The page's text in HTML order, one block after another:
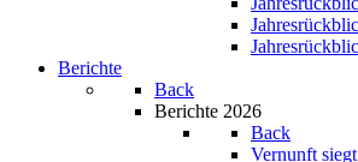
Berichte
Back
Berichte 2026
Back
Vernunft